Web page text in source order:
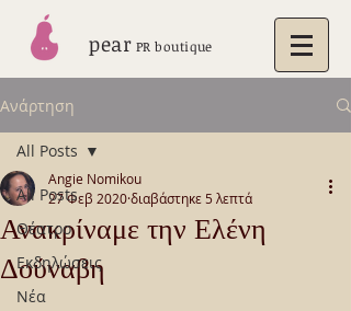
pear PR boutique
Ανάρτηση
All Posts
Θέατρο
Εκδηλώσεις
Νέα
All Posts
Ανακρίναμε την Ελένη
Δούναβη
Angie Nomikou
27 Φεβ 2020διαβάστηκε 5 λεπτά